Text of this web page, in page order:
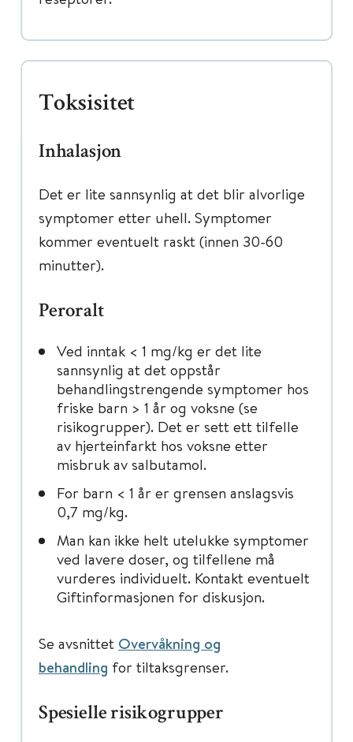
Toksisitet
Inhalasjon
Det er lite sannsynlig at det blir alvorlige
symptomer etter uhell. Symptomer
kommer eventuelt raskt (innen 30-60
minutter).
Peroralt
Ved inntak < 1 mg/kg er det lite
sannsynlig at det oppstår
behandlingstrengende symptomer hos
friske barn > 1 år og voksne (se
risikogrupper). Det er sett ett tilfelle
av hjerteinfarkt hos voksne etter
misbruk av salbutamol.
For barn < 1 år er grensen anslagsvis
0,7 mg/kg.
Man kan ikke helt utelukke symptomer
ved lavere doser, og tilfellene må
vurderes individuelt. Kontakt eventuelt
Giftinformasjonen for diskusjon.
Se avsnittet Overvåkning og
behandling for tiltaksgrenser.
Spesielle risikogrupper